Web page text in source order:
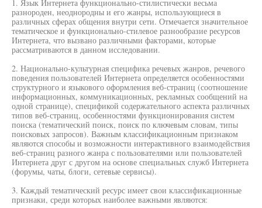
1. Язык Интернета функционально-стилистически весьма
разнороден, неоднородны и его жанры, использующиеся в
различных сферах общения внутри сети. Отмечается значительное
тематическое и функционально-стилевое разнообразие ресурсов
Интернета, что вызвано различными факторами, которые
рассматриваются в данном исследовании.
2. Национально-культурная специфика речевых жанров, речевого
поведения пользователей Интернета определяется особенностями
структурного и языкового оформления веб-страниц (соотношение
информационных, коммуникационных, рекламных сообщений на
одной странице), спецификой содержательного аспекта различных
типов веб-страниц, особенностями функционирования систем
поиска (тематический поиск, поиск по ключевым словам, типы
поисковых запросов). Важным классификационным признаком
являются способы и возможности интерактивного взаимодействия
веб-страниц разного жанра с пользователями или пользователей
Интернета друг с другом на основе специальных служб Интернета
(форумы, чаты, блоги, сетевые сервисы).
3. Каждый тематический ресурс имеет свои классификационные
признаки, среди которых наиболее важными являются: